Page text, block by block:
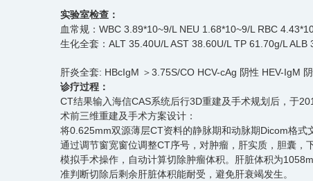
实验室检查：
血常规：WBC 3.89*10~9/L NEU 1.68*10~9/L RBC
生化全套：ALT 35.40U/L AST 38.60U/L TP 61.70g/L
肝炎全套: HBcIgM ＞3.75S/CO HCV-cAg 阴性 HEV-IgM
诊疗过程：
CT结果输入海信CAS系统后行3D重建及手术规划后，于
术前三维重建及手术方案设计：
将0.625mm双源薄层CT资料的静脉期和动脉期Dicom格式
通过调节窗宽窗位调整CT序号，对肿瘤，肝实质，胆囊，
模拟手术操作，自动计算切除肿瘤体积。肝脏体积为
准判断切除后剩余肝脏体积能耐受，避免肝衰竭发生。